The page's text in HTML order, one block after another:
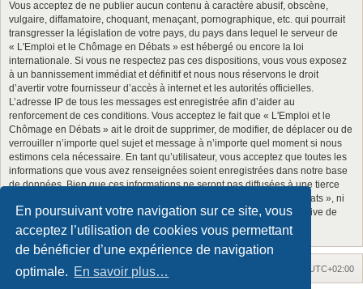
En poursuivant votre navigation sur ce site, vous
acceptez l’utilisation de cookies vous permettant
de bénéficier d’une expérience de navigation
optimale. En savoir plus…
Vous acceptez de ne publier aucun contenu à caractère abusif, obscène,
vulgaire, diffamatoire, choquant, menaçant, pornographique, etc. qui pourrait
transgresser la législation de votre pays, du pays dans lequel le serveur de
« L'Emploi et le Chômage en Débats » est hébergé ou encore la loi
internationale. Si vous ne respectez pas ces dispositions, vous vous exposez
à un bannissement immédiat et définitif et nous nous réservons le droit
d’avertir votre fournisseur d’accès à internet et les autorités officielles.
L’adresse IP de tous les messages est enregistrée afin d’aider au
renforcement de ces conditions. Vous acceptez le fait que « L'Emploi et le
Chômage en Débats » ait le droit de supprimer, de modifier, de déplacer ou de
verrouiller n’importe quel sujet et message à n’importe quel moment si nous
estimons cela nécessaire. En tant qu’utilisateur, vous acceptez que toutes les
informations que vous avez renseignées soient enregistrées dans notre base
de données. Bien que ces informations ne seront pas diffusées à une tierce
partie sans votre consentement, ni « L'Emploi et le Chômage en Débats », ni
phpBB, ne pourront être tenus comme responsables en cas de tentative de
piratage informatique visant à compromettre vos données.
Accueil Accueil du forum UTC+02:00